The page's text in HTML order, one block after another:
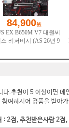
다.추천이 5 이상이면
여하시어 경품을 받아
: 2점, 추천받은사람 2점,